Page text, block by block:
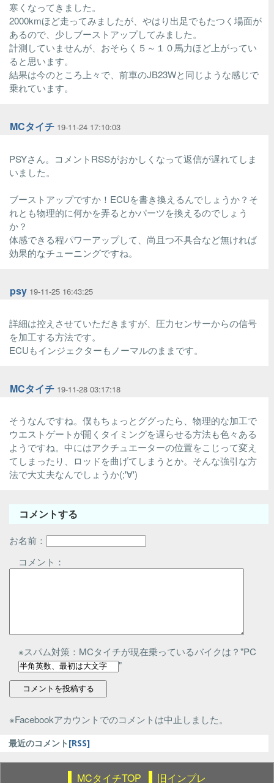
寒くなってきました。
2000kmほど走ってみましたが、やはり出足でもたつく場面が
あるので、少しブーストアップしてみました。
計測していませんが、おそらく５～１０馬力ほど上がってい
ると思います。
結果は今のところ上々で、前車のJB23Wと同じような感じで
乗れています。
MCタイチ 19-11-24 17:10:03
PSYさん。コメントRSSがおかしくなって返信が遅れてしま
いました。
ブーストアップですか！ECUを書き換えるんでしょうか？そ
れとも物理的に何かを弄るとかパーツを換えるのでしょう
か？
体感できる程パワーアップして、尚且つ不具合など無ければ
効果的なチューニングですね。
psy 19-11-25 16:43:25
詳細は控えさせていただきますが、圧力センサーからの信号
を加工する方法です。
ECUもインジェクターもノーマルのままです。
MCタイチ 19-11-28 03:17:18
そうなんですね。僕もちょっとググったら、物理的な加工で
ウエストゲートが開くタイミングを遅らせる方法も色々ある
ようですね。中にはアクチュエーターの位置をこじって変え
てしまったり、ロッドを曲げてしまうとか。そんな強引な方
法で大丈夫なんでしょうか(;'∀')
コメントする
お名前：
コメント：
※スパム対策：MCタイチが現在乗っているバイクは？"PC
"
※Facebookアカウントでのコメントは中止しました。
最近のコメント [RSS]
MCタイチTOP 旧インプレ